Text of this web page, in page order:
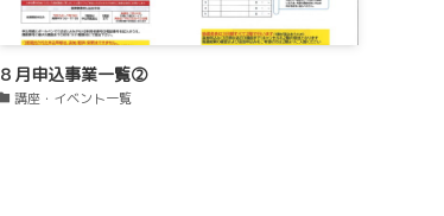
８月申込事業一覧②
講座・イベント一覧